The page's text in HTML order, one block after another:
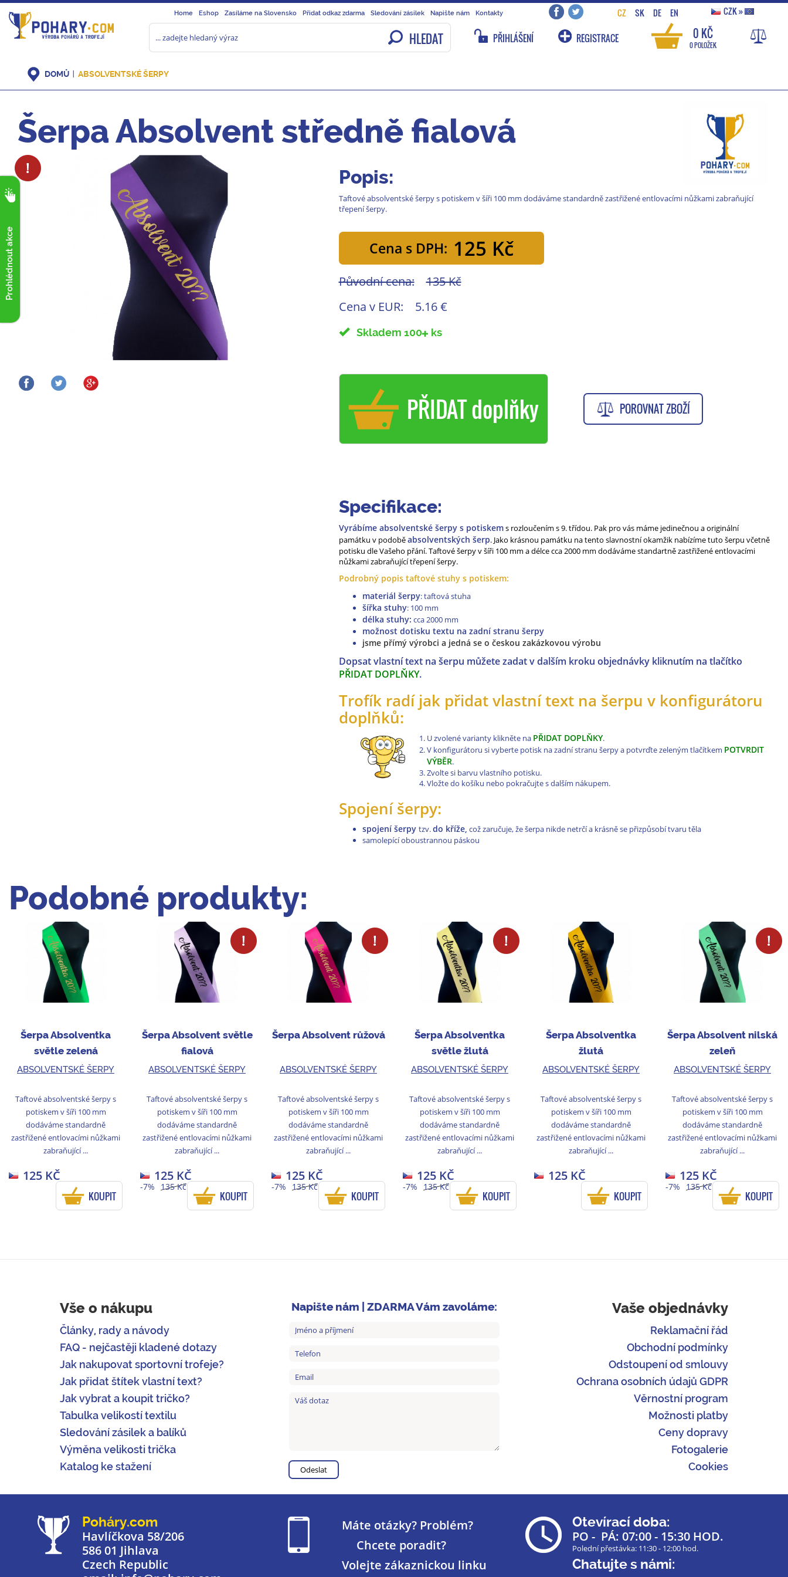
Home Eshop Zasíláme na Slovensko Přidat odkaz zdarma Sledování zásilek Napište nám Kontakty CZ SK DE EN CZK»
HLEDAT PŘIHLÁŠENÍ REGISTRACE 0 KČ
0 POLOŽEK
Prohlédnout akce
DOMŮ ABSOLVENTSKÉ ŠERPY
Šerpa Absolvent středně fialová
Popis:
Taftové absolventské šerpy s potiskem v šíři 100 mm dodáváme standardně zastřižené entlovacími nůžkami zabraňující
třepení šerpy.
Cena s DPH: 125 Kč
Původní cena:
135 Kč
Cena v EUR:
5.16 €
Skladem 100 ks
PŘIDAT doplňky POROVNAT ZBOŽÍ
Specifikace:
Vyrábíme absolventské šerpy s potiskems rozloučením s 9. třídou. Pak pro vás máme jedinečnou a originální
památku v podoběabsolventských šerp. Jako krásnou památku na tento slavnostní okamžik nabízíme tuto šerpu včetně
potisku dle Vašeho přání. Taftové šerpy v šíři 100 mm a délce cca 2000 mm dodáváme standartně zastřižené entlovacími
nůžkami zabraňující třepení šerpy.
Podrobný popis taftové stuhy s potiskem:
materiál šerpy: taftová stuha
šířka stuhy: 100 mm
délka stuhy: cca2000 mm
možnost dotisku textu na zadní stranu šerpy
jsme přímý výrobci a jedná se o českou zakázkovou výrobu
Dopsat vlastní text na šerpu můžete zadat v dalším kroku objednávky kliknutím na tlačítko
PŘIDAT DOPLŇKY.
Trofík radí jak přidat vlastní text na šerpu v konfigurátoru
doplňků:
U zvolené varianty klikněte na PŘIDAT DOPLŇKY.
V konfigurátoru si vyberte potisk na zadní stranu šerpy a potvrďte zeleným tlačítkem POTVRDIT
VÝBĚR.
Zvolte si barvu vlastního potisku.
Vložte do košíku nebo pokračujte s dalším nákupem.
Spojení šerpy:
spojení šerpy tzv.do kříže, což zaručuje, že šerpa nikde netrčí a krásně se přizpůsobí tvaru těla
samolepící oboustrannou páskou
Podobné produkty:
Šerpa Absolventka
světle zelená
ABSOLVENTSKÉ ŠERPY
Taftové absolventské šerpy s
potiskem v šíři 100 mm
dodáváme standardně
zastřižené entlovacími nůžkami
zabraňující ...
125 KČ
KOUPIT
Šerpa Absolvent světle
fialová
ABSOLVENTSKÉ ŠERPY
Taftové absolventské šerpy s
potiskem v šíři 100 mm
dodáváme standardně
zastřižené entlovacími nůžkami
zabraňující ...
135 Kč
-7%
125 KČ
KOUPIT
Šerpa Absolvent růžová
ABSOLVENTSKÉ ŠERPY
Taftové absolventské šerpy s
potiskem v šíři 100 mm
dodáváme standardně
zastřižené entlovacími nůžkami
zabraňující ...
135 Kč
-7%
125 KČ
KOUPIT
Šerpa Absolventka
světle žlutá
ABSOLVENTSKÉ ŠERPY
Taftové absolventské šerpy s
potiskem v šíři 100 mm
dodáváme standardně
zastřižené entlovacími nůžkami
zabraňující ...
135 Kč
-7%
125 KČ
KOUPIT
Šerpa Absolventka
žlutá
ABSOLVENTSKÉ ŠERPY
Taftové absolventské šerpy s
potiskem v šíři 100 mm
dodáváme standardně
zastřižené entlovacími nůžkami
zabraňující ...
125 KČ
KOUPIT
Šerpa Absolvent nilská
zeleň
ABSOLVENTSKÉ ŠERPY
Taftové absolventské šerpy s
potiskem v šíři 100 mm
dodáváme standardně
zastřižené entlovacími nůžkami
zabraňující ...
135 Kč
-7%
125 KČ
KOUPIT
Vše o nákupu
Články, rady a návody
FAQ - nejčastěji kladené dotazy
Jak nakupovat sportovní trofeje?
Jak přidat štítek vlastní text?
Jak vybrat a koupit tričko?
Tabulka velikostí textilu
Sledování zásilek a balíků
Výměna velikosti trička
Katalog ke stažení
Napište nám | ZDARMA Vám zavoláme: Vaše objednávky
Reklamační řád
Obchodní podmínky
Odstoupení od smlouvy
Ochrana osobních údajů GDPR
Věrnostní program
Možnosti platby
Ceny dopravy
Fotogalerie
Cookies
Poháry.com
Havlíčkova 58/206
586 01 Jihlava
Czech Republic
Máte otázky? Problém?
Chcete poradit?
Volejte zákaznickou linku
Otevírací doba:
PO - PÁ: 07:00 - 15:30 HOD.
Polední přestávka: 11:30 - 12:00 hod.
Chatujte s námi: